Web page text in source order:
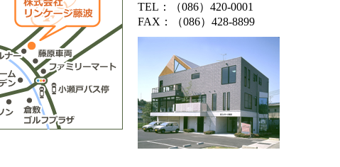
TEL：（086）420-0001
FAX：（086）428-8899